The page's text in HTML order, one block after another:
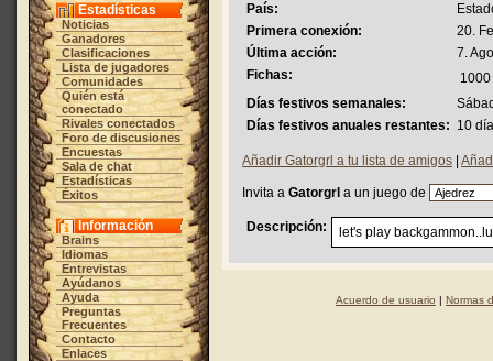
Estadísticas
Noticias
Ganadores
Clasificaciones
Lista de jugadores
Comunidades
Quién está
conectado
Rivales conectados
Foro de discusiones
Encuestas
Sala de chat
Estadísticas
Éxitos
Información
Brains
Idiomas
Entrevistas
Ayúdanos
Ayuda
Preguntas
Frecuentes
Contacto
Enlaces
País:
Primera conexión:
20.
Última acción:
7.
Fichas:
1000
Días festivos semanales:
Días festivos anuales restantes: 10
Añadir Gatorgrl a tu lista de amigos
Invita a Gatorgrl a un juego de
Descripción: let's play
Acuerdo de usuario | Normas